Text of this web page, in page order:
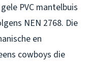
PVC mantelbuis
NEN 2768. Die
en
cowboys die